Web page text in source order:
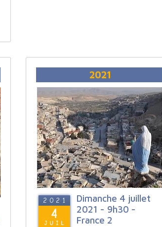
2021
2021
4
JUIL
Dimanche 4 juillet
2021 - 9h30 -
France 2